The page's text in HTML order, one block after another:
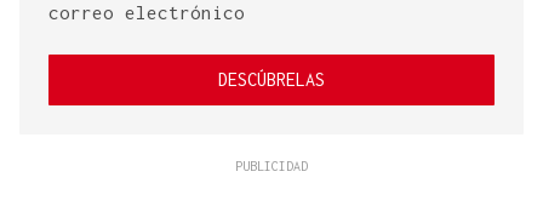
correo electrónico
DESCÚBRELAS